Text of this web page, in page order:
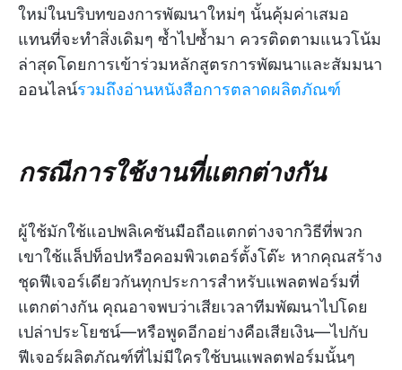
ใหม่ในบริบทของการพัฒนาใหม่ๆ นั้นคุ้มค่าเสมอ
แทนที่จะทำสิ่งเดิมๆ ซ้ำไปซ้ำมา ควรติดตามแนวโน้ม
ล่าสุดโดยการเข้าร่วมหลักสูตรการพัฒนาและสัมมนา
ออนไลน์รวมถึงอ่านหนังสือการตลาดผลิตภัณฑ์
กรณีการใช้งานที่แตกต่างกัน
ผู้ใช้มักใช้แอปพลิเคชันมือถือแตกต่างจากวิธีที่พวก
เขาใช้แล็ปท็อปหรือคอมพิวเตอร์ตั้งโต๊ะ หากคุณสร้าง
ชุดฟีเจอร์เดียวกันทุกประการสำหรับแพลตฟอร์มที่
แตกต่างกัน คุณอาจพบว่าเสียเวลาทีมพัฒนาไปโดย
เปล่าประโยชน์—หรือพูดอีกอย่างคือเสียเงิน—ไปกับ
ฟีเจอร์ผลิตภัณฑ์ที่ไม่มีใครใช้บนแพลตฟอร์มนั้นๆ